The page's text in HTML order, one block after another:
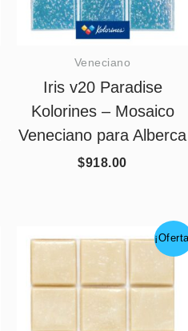
Veneciano
Iris v20 Paradise
Kolorines – Mosaico
Veneciano para Alberca
$918.00